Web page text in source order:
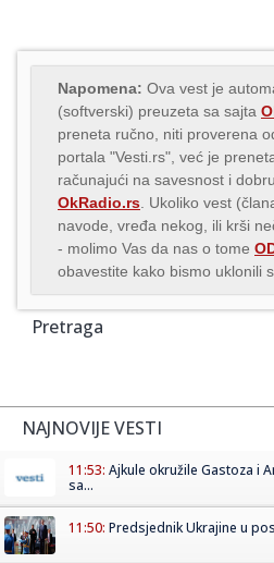
Napomena: Ova vest je
(softverski) preuzeta sa sajta
preneta ručno, niti proverena
portala "Vesti.rs", već je
računajući na savesnost i
OkRadio.rs . Ukoliko vest
navode, vređa nekog, ili krši
- molimo Vas da nas o tome
obavestite kako bismo uklonili
Pretraga
NAJNOVIJE VESTI
11:53: Ajkule okružile Gastoza i
sa...
11:50: Predsjednik Ukrajine u